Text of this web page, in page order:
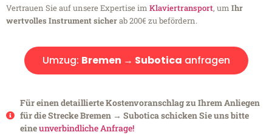
Vertrauen Sie auf unsere Expertise im Klaviertransport, um Ihr
wertvolles Instrument sicherab 200€ zu befördern.
Umzug: Bremen → Subotica anfragen
Für einen detaillierte Kostenvoranschlag zu Ihrem Anliegen
für die Strecke Bremen → Subotica schicken Sie uns bitte
eineunverbindliche Anfrage!